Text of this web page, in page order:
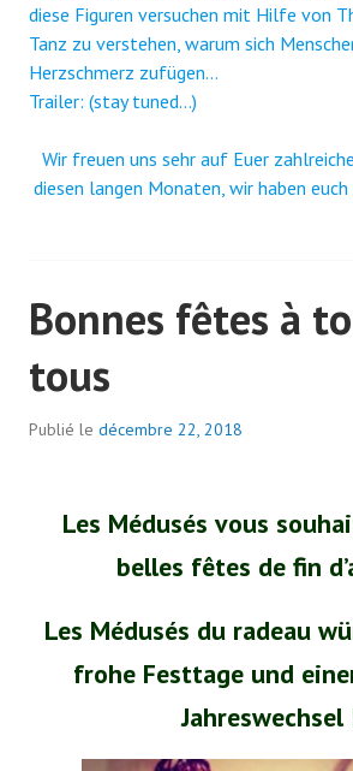
diese Figuren versuchen mit Hilfe von
Tanz zu verstehen, warum sich
Herzschmerz zufügen…
Trailer: (stay tuned…)
Wir freuen uns sehr auf Euer
diesen langen Monaten, wir haben
Bonnes fêtes à
tous
Publié le décembre 22, 2018
Les Médusés vous
belles fêtes de fin
Les Médusés du radeau
frohe Festtage und
Jahreswechsel